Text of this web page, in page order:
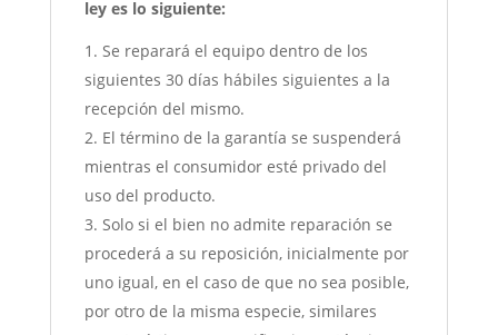
ley es lo siguiente:
Se reparará el equipo dentro de los
siguientes 30 días hábiles siguientes a la
recepción del mismo.
El término de la garantía se suspenderá
mientras el consumidor esté privado del
uso del producto.
Solo si el bien no admite reparación se
procederá a su reposición, inicialmente por
uno igual, en el caso de que no sea posible,
por otro de la misma especie, similares